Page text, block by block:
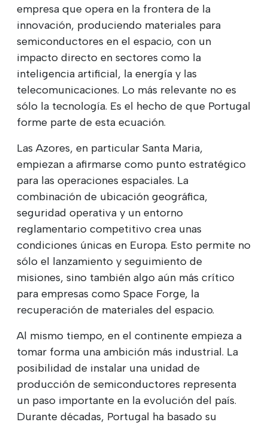
empresa que opera en la frontera de la
innovación, produciendo materiales para
semiconductores en el espacio, con un
impacto directo en sectores como la
inteligencia artificial, la energía y las
telecomunicaciones. Lo más relevante no es
sólo la tecnología. Es el hecho de que Portugal
forme parte de esta ecuación.
Las Azores, en particular Santa Maria,
empiezan a afirmarse como punto estratégico
para las operaciones espaciales. La
combinación de ubicación geográfica,
seguridad operativa y un entorno
reglamentario competitivo crea unas
condiciones únicas en Europa. Esto permite no
sólo el lanzamiento y seguimiento de
misiones, sino también algo aún más crítico
para empresas como Space Forge, la
recuperación de materiales del espacio.
Al mismo tiempo, en el continente empieza a
tomar forma una ambición más industrial. La
posibilidad de instalar una unidad de
producción de semiconductores representa
un paso importante en la evolución del país.
Durante décadas, Portugal ha basado su